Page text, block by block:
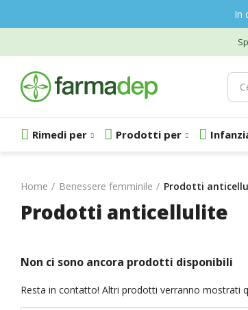
In
Rimedi per Prodotti per
Home Benessere femminile Prodotti
Prodotti anticellulite
Non ci sono ancora prodotti disponibili
Resta in contatto! Altri prodotti verranno mostrati